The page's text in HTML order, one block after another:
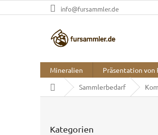
Inhalt
info@fursammler.de
Mineralien Präsentation von
StartseiteSammlerbedarf
überspringen
Kategorien